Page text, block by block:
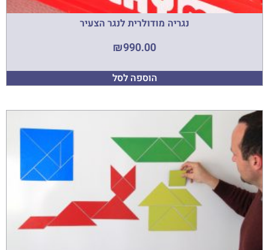
נגריה מודולרית לנגר הצעיר
₪990.00
הוספה לסל